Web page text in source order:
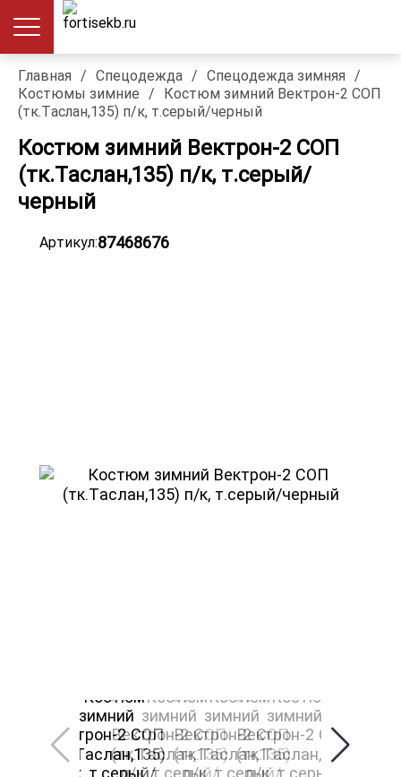
Главная / Спецодежда / Спецодежда зимняя /
Костюмы зимние /
Костюм зимний Вектрон-2 СОП
(тк.Таслан,135) п/к, т.серый/черный
Костюм зимний Вектрон-2 СОП
(тк.Таслан,135) п/к, т.серый/
черный
Артикул:87468676